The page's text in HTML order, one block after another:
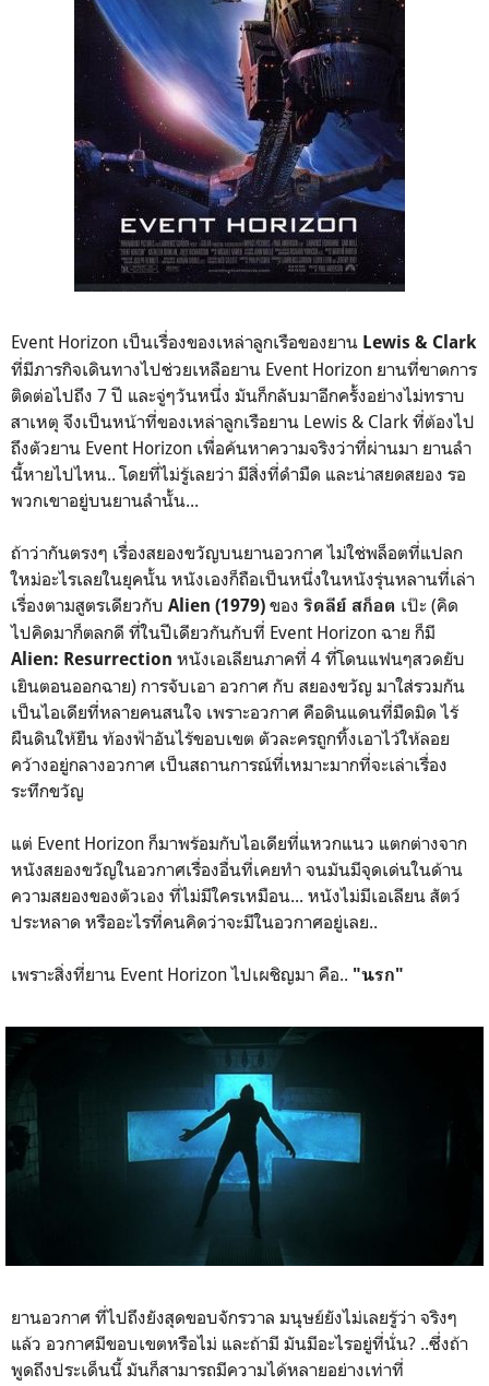
Event Horizon เป็นเรื่องของเหล่าลูกเรือของยาน Lewis & Clark
ที่มีภารกิจเดินทางไปช่วยเหลือยาน Event Horizon ยานที่ขาดการ
ติดต่อไปถึง 7 ปี และจู่ๆวันหนึ่ง มันก็กลับมาอีกครั้งอย่างไม่ทราบ
สาเหตุ จึงเป็นหน้าที่ของเหล่าลูกเรือยาน Lewis & Clark ที่ต้องไป
ถึงตัวยาน Event Horizon เพื่อค้นหาความจริงว่าที่ผ่านมา ยานลำ
นี้หายไปไหน.. โดยที่ไม่รู้เลยว่า มีสิ่งที่ดำมืด และน่าสยดสยอง รอ
พวกเขาอยู่บนยานลำนั้น...
ถ้าว่ากันตรงๆ เรื่องสยองขวัญบนยานอวกาศ ไม่ใช่พล็อตที่แปลก
ใหม่อะไรเลยในยุคนั้น หนังเองก็ถือเป็นหนึ่งในหนังรุ่นหลานที่เล่า
เรื่องตามสูตรเดียวกับ Alien (1979) ของ ริดลีย์ สก็อต เป๊ะ (คิด
ไปคิดมาก็ตลกดี ที่ในปีเดียวกันกับที่ Event Horizon ฉาย ก็มี
Alien: Resurrection หนังเอเลียนภาคที่ 4 ที่โดนแฟนๆสวดยับ
เยินตอนออกฉาย) การจับเอา อวกาศ กับ สยองขวัญ มาใส่รวมกัน
เป็นไอเดียที่หลายคนสนใจ เพราะอวกาศ คือดินแดนที่มืดมิด ไร้
ผืนดินให้ยืน ท้องฟ้าอันไร้ขอบเขต ตัวละครถูกทิ้งเอาไว้ให้ลอย
คว้างอยู่กลางอวกาศ เป็นสถานการณ์ที่เหมาะมากที่จะเล่าเรื่อง
ระทึกขวัญ
แต่ Event Horizon ก็มาพร้อมกับไอเดียที่แหวกแนว แตกต่างจาก
หนังสยองขวัญในอวกาศเรื่องอื่นที่เคยทำ จนมันมีจุดเด่นในด้าน
ความสยองของตัวเอง ที่ไม่มีใครเหมือน... หนังไม่มีเอเลียน สัตว์
ประหลาด หรืออะไรที่คนคิดว่าจะมีในอวกาศอยู่เลย..
เพราะสิ่งที่ยาน Event Horizon ไปเผชิญมา คือ.. "นรก"
ยานอวกาศ ที่ไปถึงยังสุดขอบจักรวาล มนุษย์ยังไม่เลยรู้ว่า จริงๆ
แล้ว อวกาศมีขอบเขตหรือไม่ และถ้ามี มันมีอะไรอยู่ที่นั่น? ..ซึ่งถ้า
พูดถึงประเด็นนี้ มันก็สามารถมีความได้หลายอย่างเท่าที่